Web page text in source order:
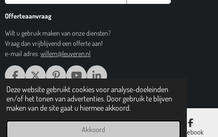
Deze website gebruikt cookies voor analyse-doeleinden
en/of het tonen van advertenties. Door gebruik te blijven
maken van de site gaat u hiermee akkoord.
Akkoord
Offerteaanvraag
Wilt u gebruik maken van onze diensten?
Vraag dan vrijblijvend een offerte aan!
e-mail adres: willem@leuveren.nl
F
A
C
E
X
P
I
N
T
Y
O
U
T
L
I
N
K
I
© 2017 Regiobeeldbank.nl
Telefoonnummer Facebook